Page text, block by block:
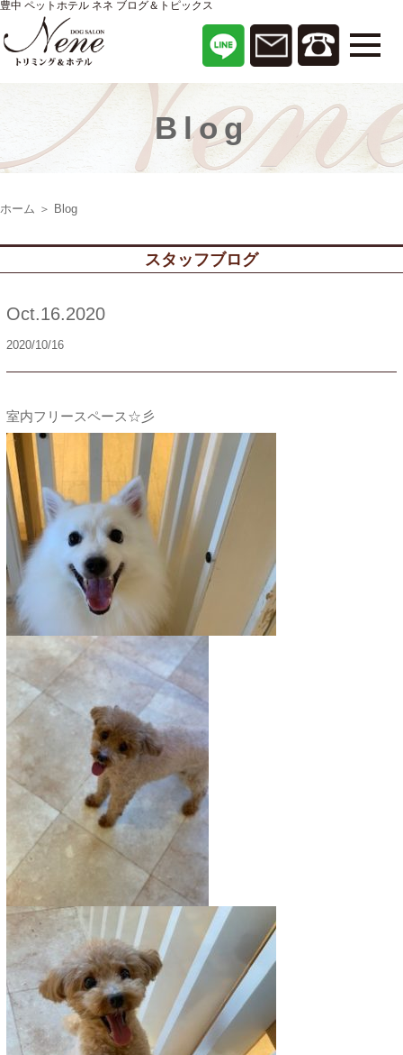
豊中 ペットホテル ネネ ブログ＆トピックス
Blog
ホーム ＞ Blog
スタッフブログ
Oct.16.2020
2020/10/16
室内フリースペース☆彡